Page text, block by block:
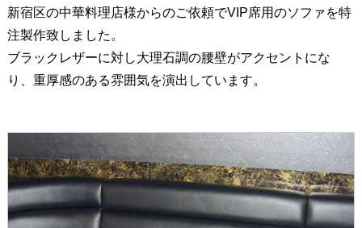
新宿区の中華料理店様からのご依頼でVIP席用のソファを特
注製作致しました。
ブラックレザーに対し大理石調の腰壁がアクセントにな
り、重厚感のある雰囲気を演出しています。